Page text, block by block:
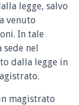
legge, salvo
venuto
In tale
sede nel
dalla legge in
magistrato